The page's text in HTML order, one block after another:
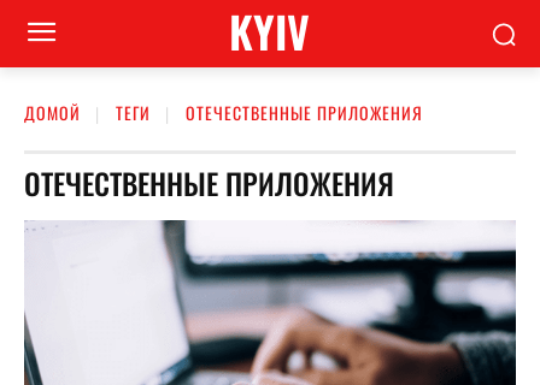
KYIV
ДОМОЙ ТЕГИ ОТЕЧЕСТВЕННЫЕ ПРИЛОЖЕНИЯ
ОТЕЧЕСТВЕННЫЕ ПРИЛОЖЕНИЯ